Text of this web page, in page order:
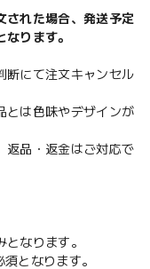
された場合、発送予定
ります。
断にて注文キャンセル
とは色味やデザインが
返品・返金はご対応で
なります。
となります。